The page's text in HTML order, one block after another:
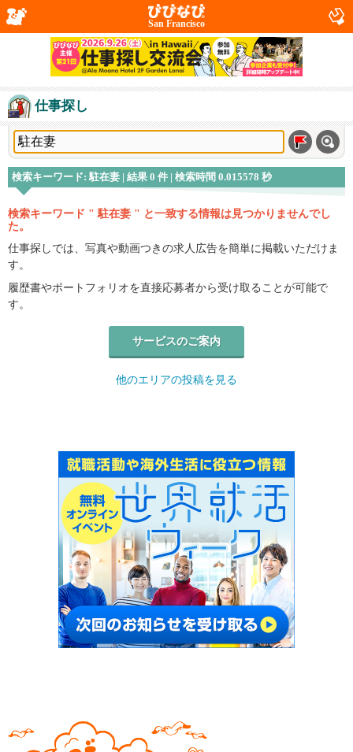
San Francisco
仕事探し
検索キーワード: 駐在妻 | 結果 0 件 | 検索時間 0.015578 秒
検索キーワード " 駐在妻 " と一致する情報は見つかりませんでし
た。
仕事探しでは、写真や動画つきの求人広告を簡単に掲載いただけま
す。
履歴書やポートフォリオを直接応募者から受け取ることが可能で
す。
サービスのご案内
他のエリアの投稿を見る